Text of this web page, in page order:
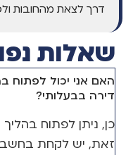
דרך לצאת מהחובות
שאלות
האם אני יכול לפתוח
דירה בבעלותי?
כן, ניתן לפתוח
זאת, יש לקחת